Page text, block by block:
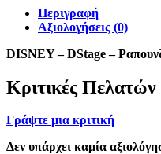
Περιγραφή
Αξιολογήσεις (0)
DISNEY – DStage –
Κριτικές Πελατών
Γράψτε μια κριτική
Δεν υπάρχει καμία